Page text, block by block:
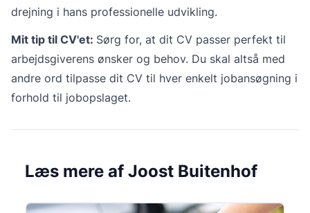
drejning i hans professionelle udvikling.
Mit tip til CV'et: Sørg for, at dit CV passer perfekt til
arbejdsgiverens ønsker og behov. Du skal altså med
andre ord tilpasse dit CV til hver enkelt jobansøgning i
forhold til jobopslaget.
Læs mere af Joost Buitenhof